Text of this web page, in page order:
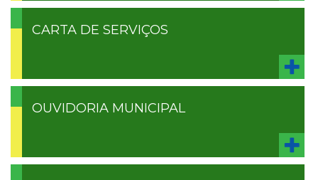
CARTA DE SERVIÇOS
OUVIDORIA MUNICIPAL